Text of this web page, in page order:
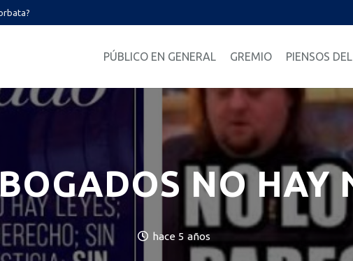
PÚBLICO EN GENERAL GREMIO PIENSOS
NO HAY
hace 5 años